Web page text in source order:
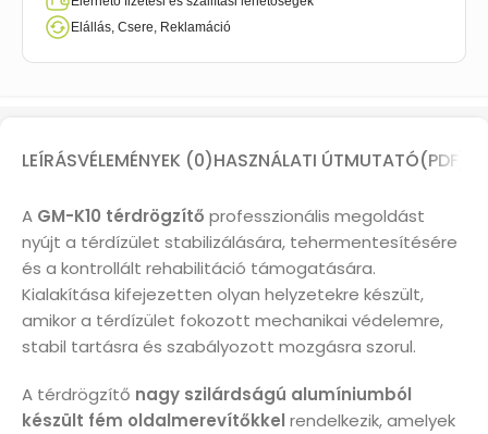
Elállás, Csere, Reklamáció
LEÍRÁSVÉLEMÉNYEK (0)HASZNÁLATI ÚTMUTATÓ(PDF)
A GM-K10 térdrögzítő professzionális megoldást
nyújt a térdízület stabilizálására, tehermentesítésére
és a kontrollált rehabilitáció támogatására.
Kialakítása kifejezetten olyan helyzetekre készült,
amikor a térdízület fokozott mechanikai védelemre,
stabil tartásra és szabályozott mozgásra szorul.
A térdrögzítő nagy szilárdságú alumíniumból
készült fém oldalmerevítőkkel rendelkezik, amelyek